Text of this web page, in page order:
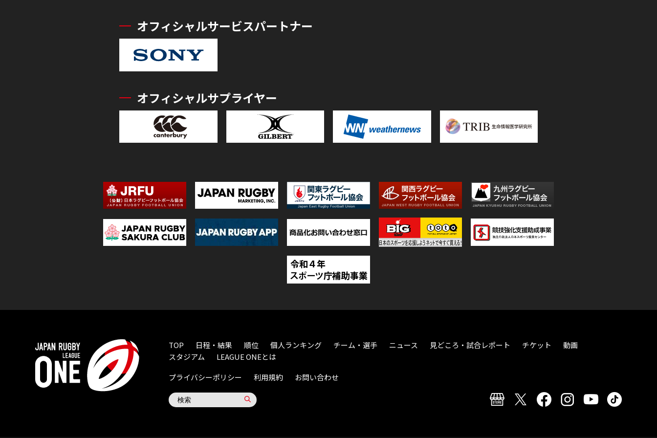
オフィシャルサービスパートナー
オフィシャルサプライヤー
TOP 日程・結果 順位 個人ランキング チーム・選手 ニュース 見どころ・試合レポート チケット
動画
スタジアム
LEAGUE ONEとは
プライバシーポリシー
利用規約 お問い合わせ